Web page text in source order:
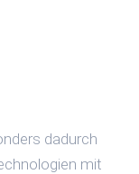
dadurch
mit